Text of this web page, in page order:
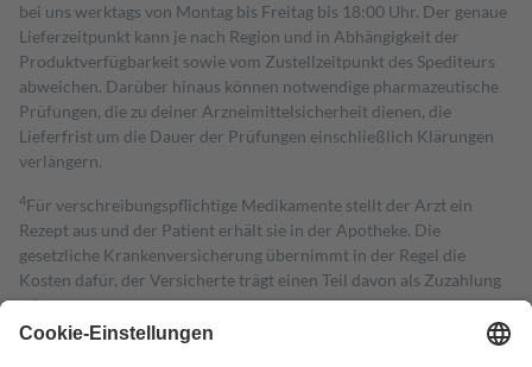
bei uns werktags von Montag bis Freitag bis 18:00 Uhr. Der genaue
Lieferzeitpunkt kann je nach Region und in Abhängigkeit der
Produktverfügbarkeit sowie vom Zustellzeitpunkt des Spediteurs
abweichen. Darüber hinaus können notwendige pharmazeutische
Prüfungen, die zu deiner Arzneimittelsicherheit dienen, die
Lieferfrist um die Dauer der Prüfungen einschließlich Klärungen
verlängern.
4Für verschreibungspflichtige Medikamente stellt der Arzt ein
Rezept aus und der Patient erhält sie in der Apotheke. Die
gesetzliche Krankenversicherung übernimmt in der Regel die
Kosten dafür, der Versicherte trägt einen Teil davon als Zuzahlung
mit.
Grundsätzlich leisten Mitglieder Zuzahlungen in Höhe von zehn